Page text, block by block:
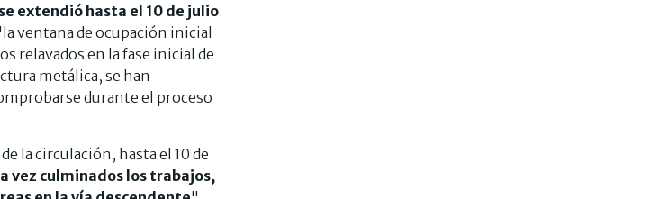
extendió hasta el 10 de julio.
ventana de ocupación inicial
relavados en la fase inicial de
metálica, se han
durante el proceso
la circulación, hasta el 10 de
vez culminados los trabajos,